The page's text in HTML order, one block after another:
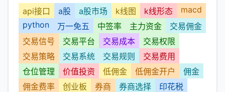
api接口 a股 a股市场 k线图 k线形态
macd
python
万一免五 中签率 主力资金
交易佣金
交易信号
交易平台 交易成本
交易权限
交易策略
交易系统 交易规则
交易费用
仓位管理
价值投资 低佣金 低佣金开户
佣金
佣金费率
创业板 券商 券商选择
印花税